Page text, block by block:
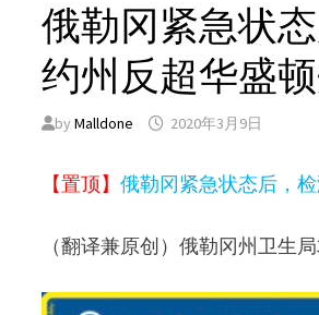
俄勒冈紧急状
约州反超华盛顿
byMalldone 2020年3月9日
【置顶】俄勒冈紧急状态后，
（翻译兼原创）俄勒冈州卫生